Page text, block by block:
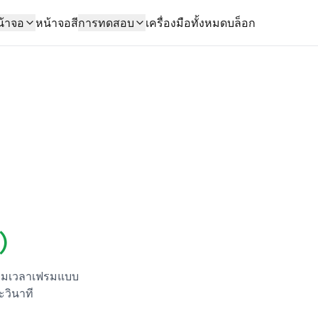
าจอ หน้าจอสีการทดสอบ เครื่องมือทั้งหมดบล็อก
เวลาเฟรมแบบ
วินาที